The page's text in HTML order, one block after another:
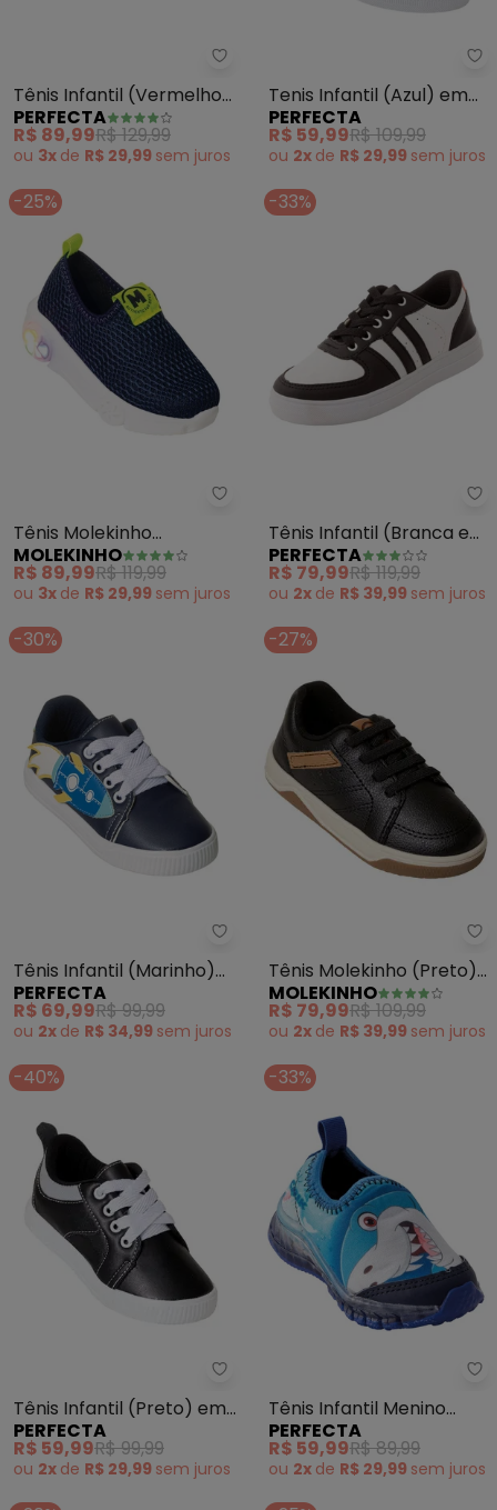
Perfecta - Tênis Infantil
Tênis Infantil (Vermelho)
com Velcro
PERFECTA
R$ 89,99R$ 129,99
ou 3x de R$ 29,99 sem juros
Tenis Infantil (Azul) em
Tecido
PERFECTA
R$ 59,99R$ 109,99
ou 2x de R$ 29,99 sem juros
-25%
Molekinho - Tênis Molekinho
Tênis Molekinho
(Marinho) em Tecido
MOLEKINHO
R$ 89,99R$ 119,99
ou 3x de R$ 29,99 sem juros
-33%
Tênis Infantil (Branca e
Preta) em Sintético
PERFECTA
R$ 79,99R$ 119,99
ou 2x de R$ 39,99 sem juros
-30%
Perfecta - Tênis Infantil
Tênis Infantil (Marinho)
em Sintético
PERFECTA
R$ 69,99R$ 99,99
ou 2x de R$ 34,99 sem juros
-27%
Tênis Molekinho (Preto)
em Sintético
MOLEKINHO
R$ 79,99R$ 109,99
ou 2x de R$ 39,99 sem juros
-40%
Perfecta - Tênis Infantil
Tênis Infantil (Preto) em
Sintético
PERFECTA
R$ 59,99R$ 99,99
ou 2x de R$ 29,99 sem juros
-33%
Tênis Infantil Menino
(Azul) com Luzinha
PERFECTA
R$ 59,99R$ 89,99
ou 2x de R$ 29,99 sem juros